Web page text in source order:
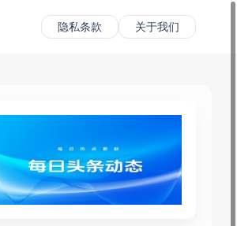
隐私条款 关于我们